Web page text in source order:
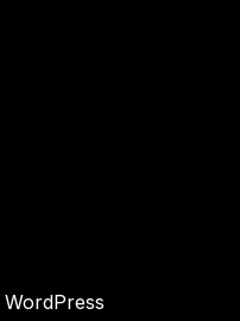
WordPress